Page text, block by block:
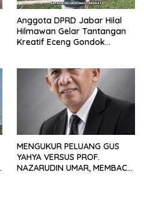
Anggota DPRD Jabar Hilal
Hilmawan Gelar Tantangan
Kreatif Eceng Gondok
MENGUKUR PELUANG GUS
YAHYA VERSUS PROF.
NAZARUDIN UMAR, MEMBACA